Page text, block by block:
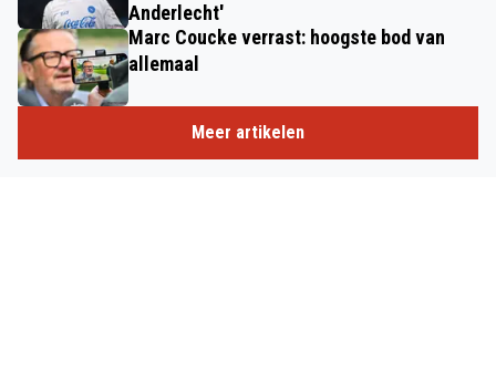
Anderlecht'
Marc Coucke verrast: hoogste bod van
allemaal
Meer artikelen